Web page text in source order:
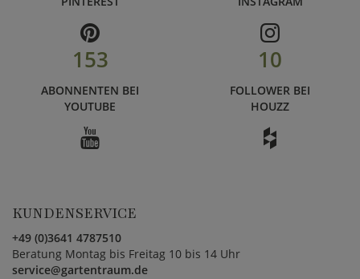
153
ABONNENTEN BEI
YOUTUBE
10
FOLLOWER BEI
HOUZZ
KUNDENSERVICE
+49 (0)3641 4787510
Beratung Montag bis Freitag 10 bis 14 Uhr
service@gartentraum.de